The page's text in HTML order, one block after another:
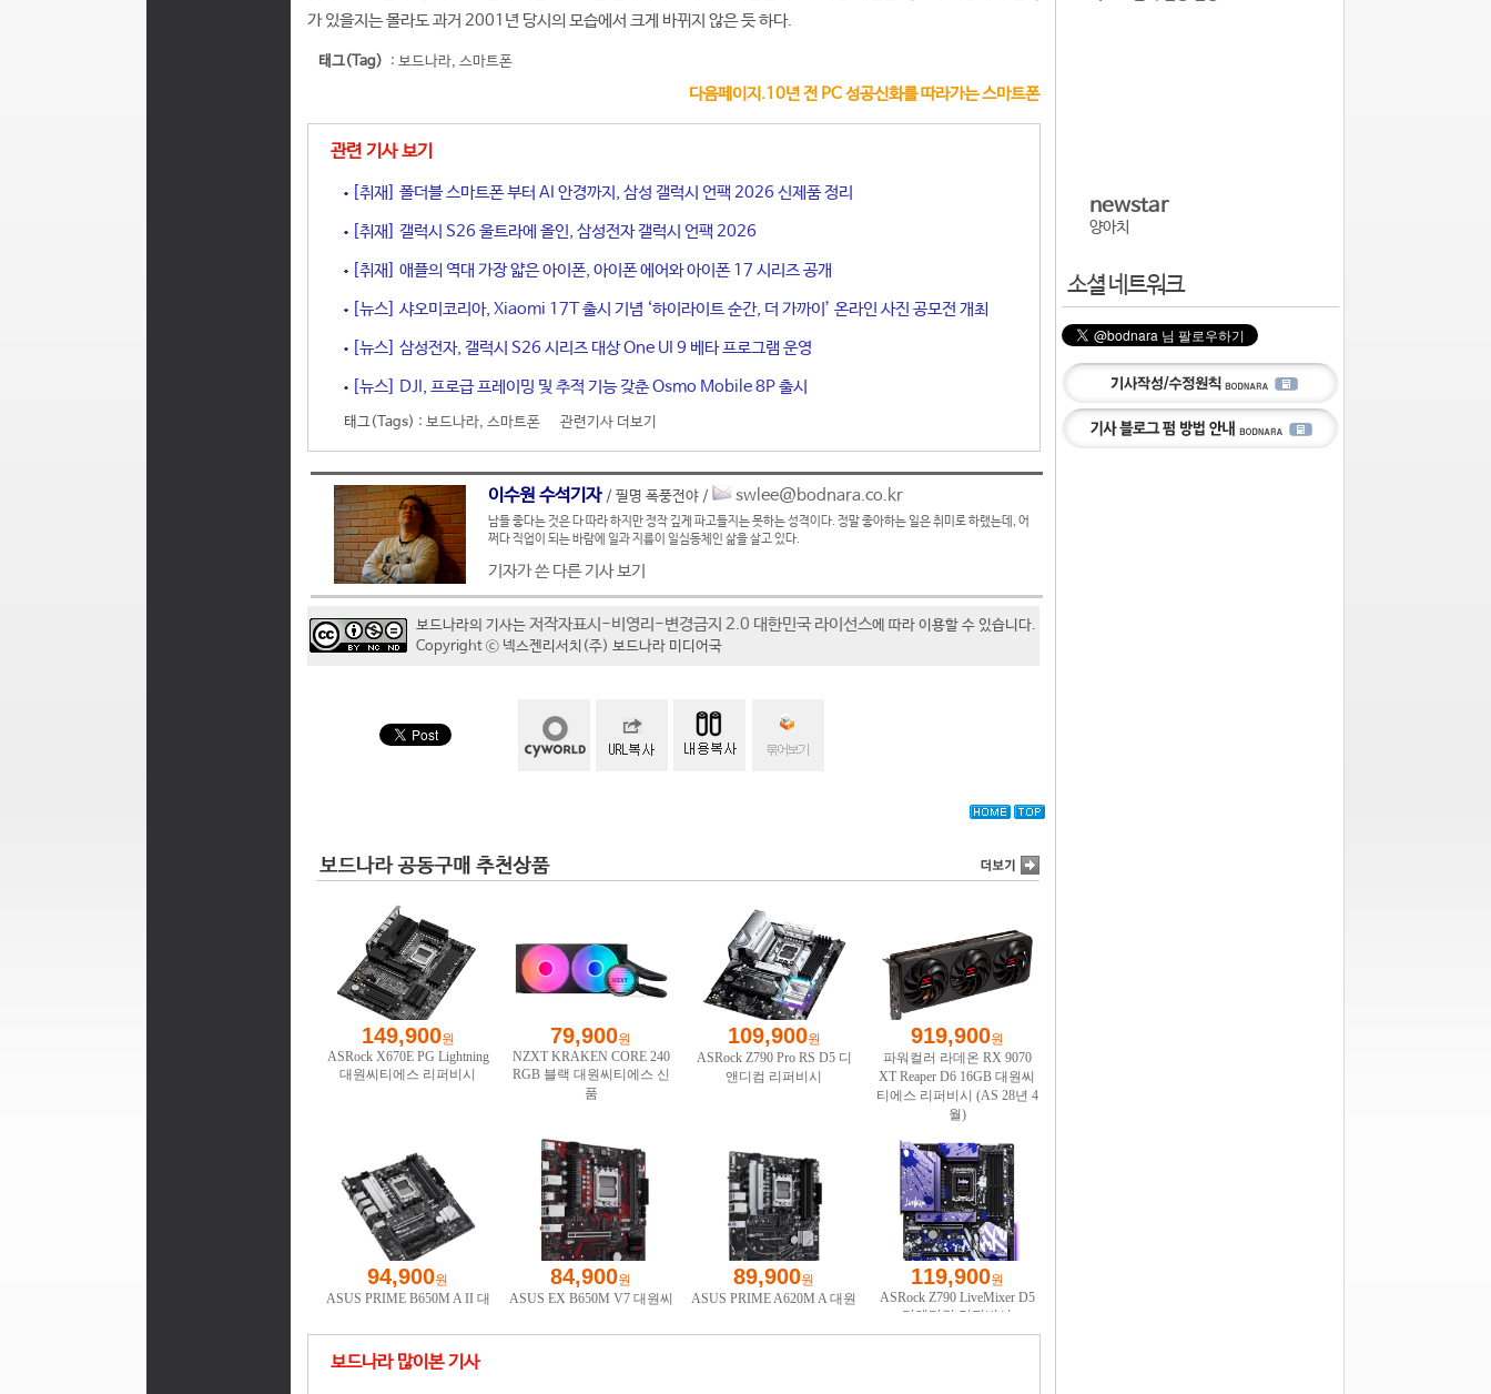
가 있을지는 몰라도 과거 2001년 당시의 모습에서 크게 바뀌지 않은 듯 하다.
태그(Tag) : 보드나라, 스마트폰
다음페이지.10년 전 PC 성공신화를 따라가는 스마트폰
관련 기사 보기
[취재] 폴더블 스마트폰 부터 AI 안경까지, 삼성 갤럭시 언팩 2026 신제품 정리
[취재] 갤럭시 S26 울트라에 올인, 삼성전자 갤럭시 언팩 2026
[취재] 애플의 역대 가장 얇은 아이폰, 아이폰 에어와 아이폰 17 시리즈 공개
[뉴스] 샤오미코리아, Xiaomi 17T 출시 기념 ‘하이라이트 순간, 더 가까이’ 온라인 사진 공모전 개최
[뉴스] 삼성전자, 갤럭시 S26 시리즈 대상 One UI 9 베타 프로그램 운영
[뉴스] DJI, 프로급 프레이밍 및 추적 기능 갖춘 Osmo Mobile 8P 출시
태그(Tags) : 보드나라, 스마트폰 관련기사 더보기
이수원 수석기자 / 필명 폭풍전야 / swlee@bodnara.co.kr
남들 좋다는 것은 다 따라 하지만 정작 깊게 파고들지는 못하는 성격이다. 정말 좋아하는 일은 취미로 하랬는데, 어
쩌다 직업이 되는 바람에 일과 지름이 일심동체인 삶을 살고 있다.
기자가 쓴 다른 기사 보기
보드나라의 기사는 저작자표시-비영리-변경금지 2.0 대한민국 라이선스에 따라 이용할 수 있습니다.
Copyright ⓒ 넥스젠리서치(주) 보드나라 미디어국
보드나라 많이본 기사
newstar
양아치
소셜 네트워크